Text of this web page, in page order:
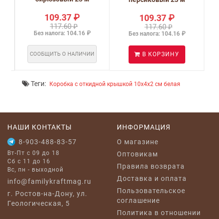
109.37 ₽
117.60 ₽
Без налога: 104.16 ₽
СООБЩИТЬ О НАЛИЧИИ
109.37 ₽
117.60 ₽
Без налога: 104.16 ₽
В КОРЗИНУ
Теги: Коробка с откидной крышкой 10х4х2 см белая
НАШИ КОНТАКТЫ
8-903-488-83-57
Вт-Пт с 09 до 18
Сб с 11 до 16
Вс, пн - выходной
info@familykraftmag.ru
г. Ростов-на-Дону, ул.
Геологическая, 5
ИНФОРМАЦИЯ
O магазине
Оптовикам
Правила возврата
Доставка и оплата
Пользовательское
соглашение
Политика в отношении